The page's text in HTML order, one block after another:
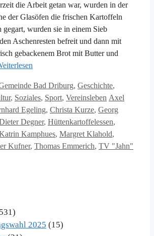
die Arbeit getan war, wurden in der
der Glasöfen die frischen Kartoffeln
gegart, wurden sie in einem Sieb
Aschenresten befreit und dann mit
gebackenem Brot mit Butter und
Bad Driburg, Geschichte,
, Soziales, Sport, Vereinsleben Schlagwörter
Axel
Egeling, Christa Kurze, Georg
Degner, Hüttenkartoffelessen,
Kamphues, Margret Klahold,
Kufner, Thomas Emmerich, TV "Jahn"
2025 (15)